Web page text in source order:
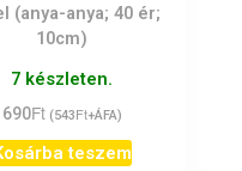
(anya-anya; 40 ér;
10cm)
7 készleten.
690Ft (543Ft+ÁFA)
teszem